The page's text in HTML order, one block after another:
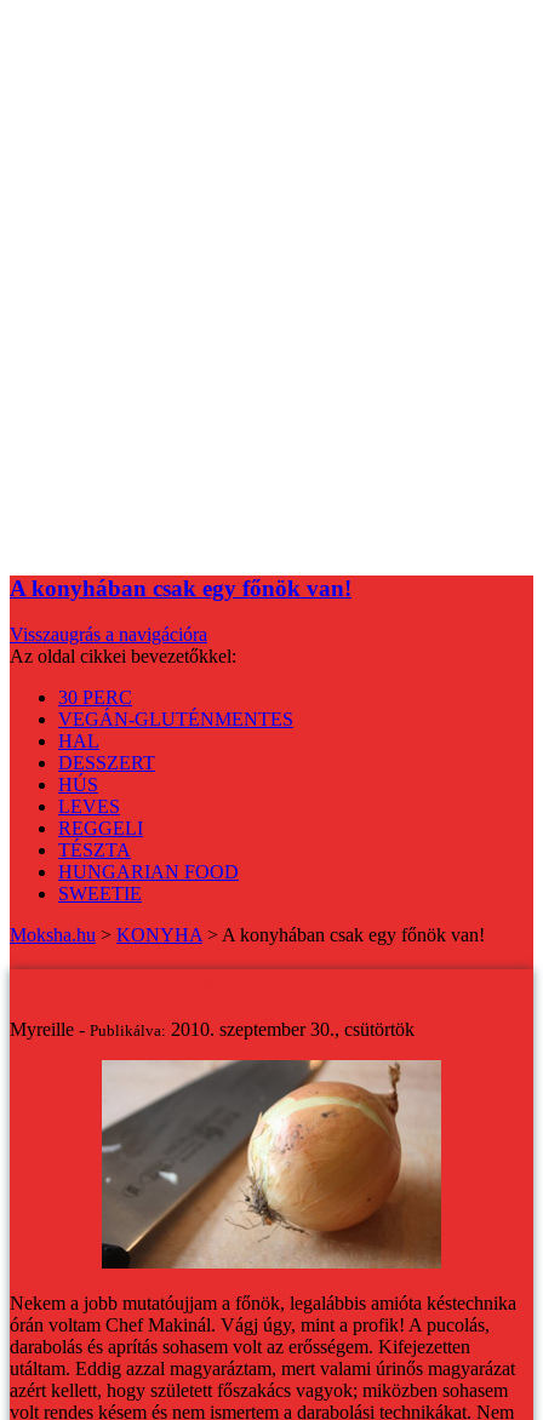
A konyhában csak egy főnök van!
Visszaugrás a navigációra
Az oldal cikkei bevezetőkkel:
30 PERC
VEGÁN-GLUTÉNMENTES
HAL
DESSZERT
HÚS
LEVES
REGGELI
TÉSZTA
HUNGARIAN FOOD
SWEETIE
Moksha.hu > KONYHA>A konyhában csak egy főnök van!
Myreille - Publikálva: 2010. szeptember 30., csütörtök
Nekem a jobb mutatóujjam a főnök, legalábbis amióta késtechnika
órán voltam Chef Makinál. Vágj úgy, mint a profik! A pucolás,
darabolás és aprítás sohasem volt az erősségem. Kifejezetten
utáltam. Eddig azzal magyaráztam, mert valami úrinős magyarázat
azért kellett, hogy született főszakács vagyok; miközben sohasem
volt rendes késem és nem ismertem a darabolási technikákat. Nem